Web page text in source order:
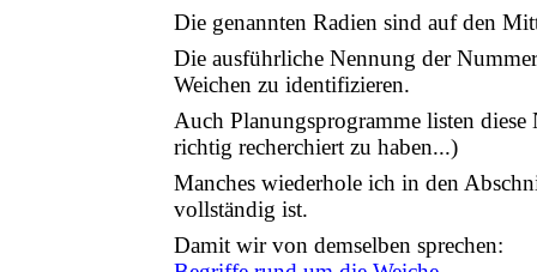
Die genannten Radien sind auf den
Die ausführliche Nennung der
Weichen zu identifizieren.
Auch Planungsprogramme listen
richtig recherchiert zu haben...)
Manches wiederhole ich in den
vollständig ist.
Damit wir von demselben sprechen: